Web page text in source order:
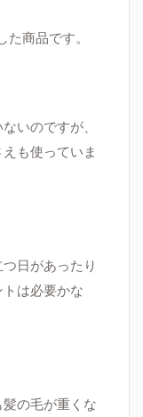
商品です。
いのですが、
も使っていま
日があったり
は必要かな
の毛が重くな